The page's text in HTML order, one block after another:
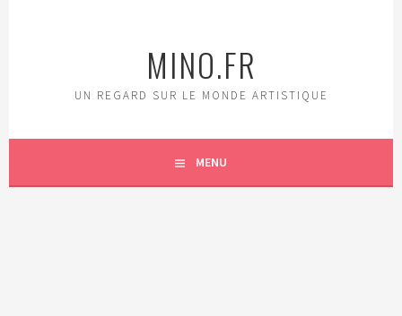
MINO.FR
UN REGARD SUR LE MONDE ARTISTIQUE
MENU